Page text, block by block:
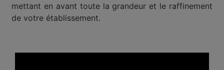
mettant en avant toute la grandeur et le raffinement
de votre établissement.